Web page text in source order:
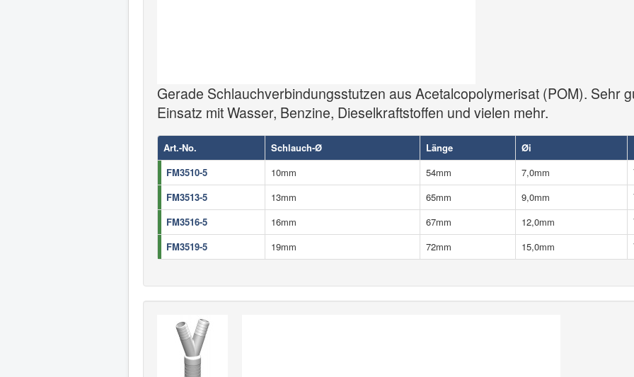
Gerade Schlauchverbindungsstutzen aus Acetalcopolymerisat (POM). Sehr
Einsatz mit Wasser, Benzine, Dieselkraftstoffen und vielen mehr.
Art.-No. Schlauch-Ø Länge Øi
FM3510-5
10mm 54mm 7,0mm
FM3513-5
13mm 65mm 9,0mm
FM3516-5
16mm 67mm 12,0mm
FM3519-5
19mm 72mm 15,0mm